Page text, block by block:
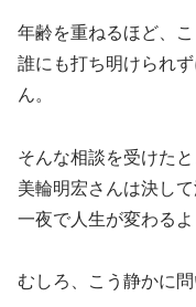
年齢を重ねるほど、
誰にも打ち明けられ
ん。
そんな相談を受けたと
美輪明宏さんは決して
一夜で人生が変わる
むしろ、こう静かに問